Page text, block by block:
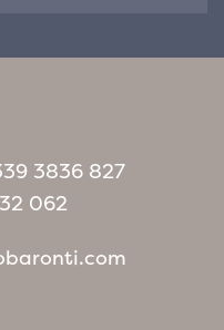
3836 827
062